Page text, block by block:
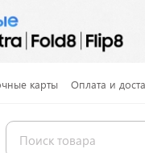
карты Оплата и